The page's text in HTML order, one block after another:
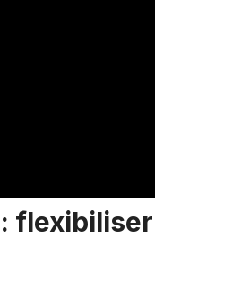
flexibiliser